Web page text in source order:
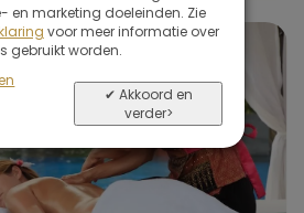
en marketing doeleinden. Zie
voor meer informatie over
gebruikt worden.
✔ Akkoord en
verder>